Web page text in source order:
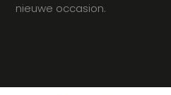
nieuwe occasion.